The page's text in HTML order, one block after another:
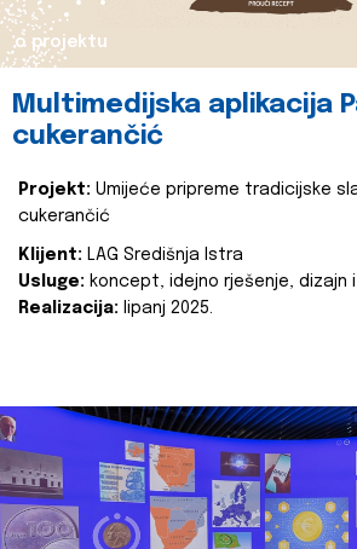
o projektu
Multimedijska aplikacija
cukerančić
Projekt: Umijeće pripreme tradicijske
cukerančić
Klijent: LAG Središnja Istra
Usluge: koncept, idejno rješenje, dizajn
Realizacija: lipanj 2025.